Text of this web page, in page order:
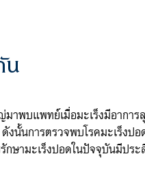
น
าพบแพทย์เมื่อมะเร็งมีอาการ
นั้นการตรวจพบโรคมะเร็งปอ
ษามะเร็งปอดในปัจจุบันมีปร